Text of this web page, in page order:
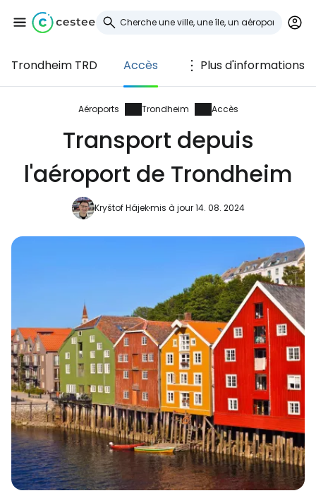
Trondheim TRD Accès Plus d'informations
Aéroports Trondheim Accès
Transport depuis
l'aéroport de Trondheim
Kryštof Hájekmis à jour 14. 08. 2024
Se connecter à
Cestee
... la communauté mondiale des voyageurs
Poursuivre avec le courrier
électronique